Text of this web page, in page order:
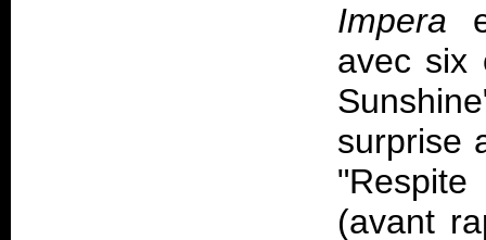
Impera
avec six
surprise
(avant